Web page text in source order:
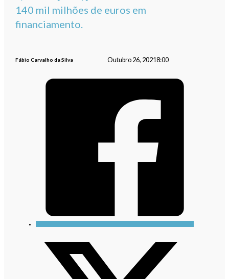
140 mil milhões de euros em
financiamento.
Fábio Carvalho da Silva Outubro 26, 2021 8:00